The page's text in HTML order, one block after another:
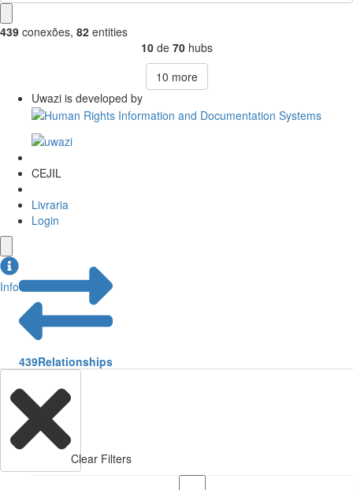
439 conexões, 82 entities
10 de 70 hubs
10 more
Uwazi is developed by
CEJIL
Livraria
Login
Info
439Relationships
Clear Filters